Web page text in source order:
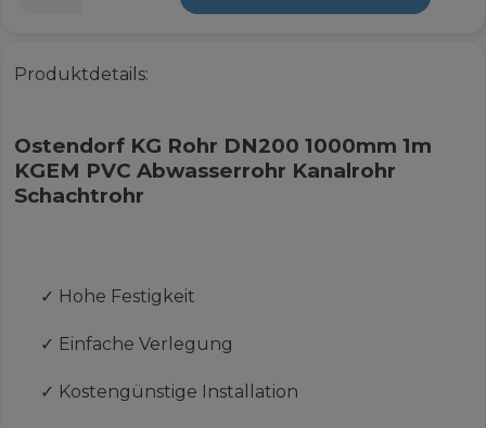
Produktdetails:
Ostendorf KG Rohr DN200 1000mm 1m
KGEM PVC Abwasserrohr Kanalrohr
Schachtrohr
✓ Hohe Festigkeit
✓ Einfache Verlegung
✓ Kostengünstige Installation